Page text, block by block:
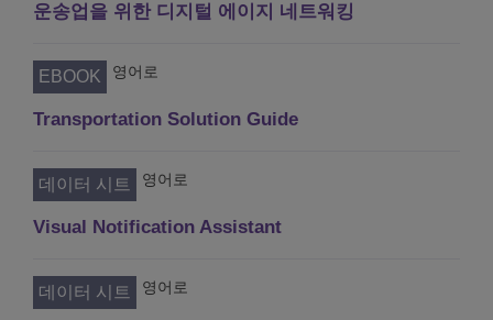
운송업을 위한 디지털 에이지 네트워킹
EBOOK 영어로
Transportation Solution Guide
데이터 시트 영어로
Visual Notification Assistant
데이터 시트 영어로